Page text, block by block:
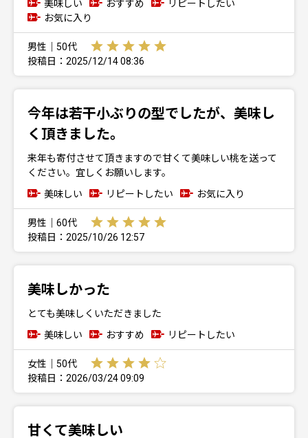
美味しい
おすすめ
リピートしたい
お気に入り
男性｜50代
投稿日：2025/12/14 08:36
今年は若干小ぶりの型でしたが、美味し
く頂きました。
来年も寄付させて頂きますので甘くて美味しい桃を送って
ください。宜しくお願いします。
美味しい
リピートしたい お気に入り
男性｜60代
投稿日：2025/10/26 12:57
美味しかった
とても美味しくいただきました
美味しい
おすすめ リピートしたい
女性｜50代
投稿日：2026/03/24 09:09
甘くて美味しい